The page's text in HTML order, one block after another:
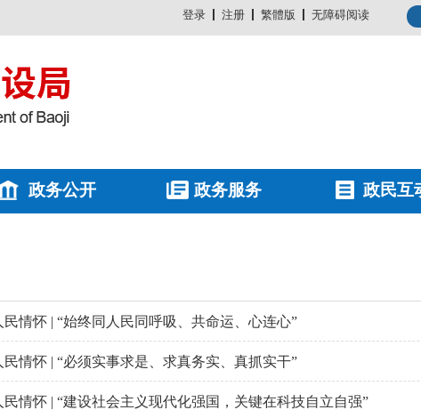
登录 注册 繁體版 无障碍阅读
政务公开 政务服务 政民互
民情怀 | “始终同人民同呼吸、共命运、心连心”
民情怀 | “必须实事求是、求真务实、真抓实干”
民情怀 | “建设社会主义现代化强国，关键在科技自立自强”